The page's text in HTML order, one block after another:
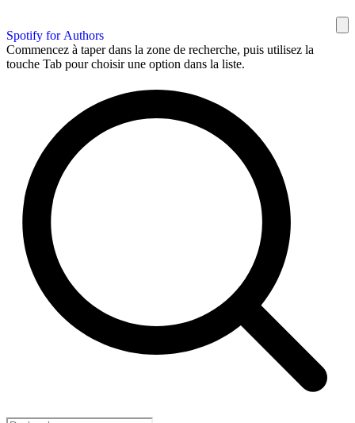
Spotify for Authors
Commencez à taper dans la zone de recherche, puis utilisez la
touche Tab pour choisir une option dans la liste.